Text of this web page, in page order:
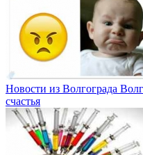
Новости из Волгограда
счастья